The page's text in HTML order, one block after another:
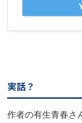
実話？
作者の有生青春さ